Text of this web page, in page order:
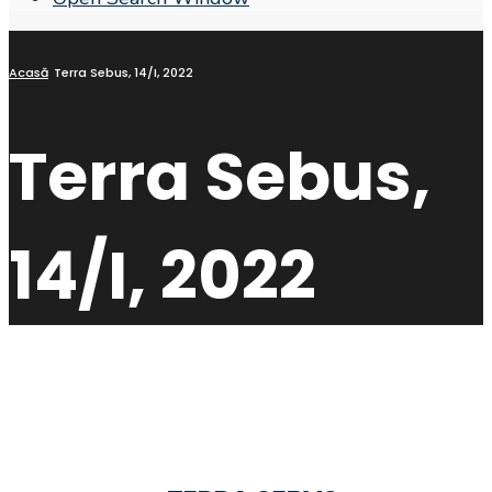
Acasă Terra Sebus, 14/I, 2022
Terra Sebus,
14/I, 2022